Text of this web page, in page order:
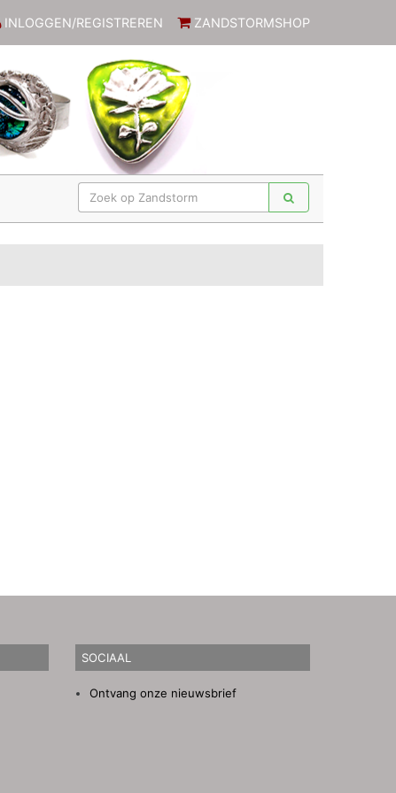
INLOGGEN/REGISTREREN ZANDSTORMSHOP
SOCIAAL
Ontvang onze nieuwsbrief